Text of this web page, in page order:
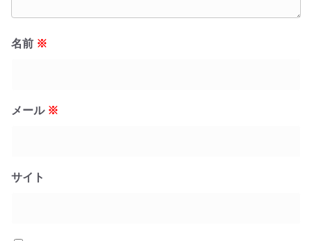
名前 ※
メール ※
サイト